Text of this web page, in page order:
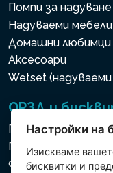
Помпи за надуване
Надуваеми мебели
Домашни любимци
Аксесоари
Wetset (надуваеми
ОРЗД и
Политика за
Политика за
обработвани
Настройки на
Изискваме
бисквитки и